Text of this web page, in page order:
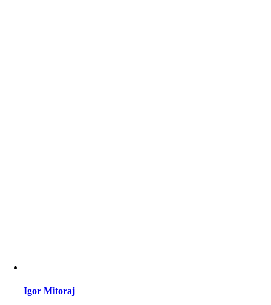
Igor Mitoraj